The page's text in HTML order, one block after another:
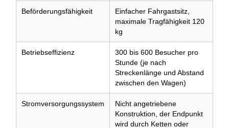
Beförderungsfähigkeit
Einfacher Fahrgastsitz,
maximale Tragfähigkeit 120
kg
Betriebseffizienz
300 bis 600 Besucher pro
Stunde (je nach
Streckenlänge und Abstand
zwischen den Wagen)
Stromversorgungssystem
Nicht angetriebene
Konstruktion, der Endpunkt
wird durch Ketten oder